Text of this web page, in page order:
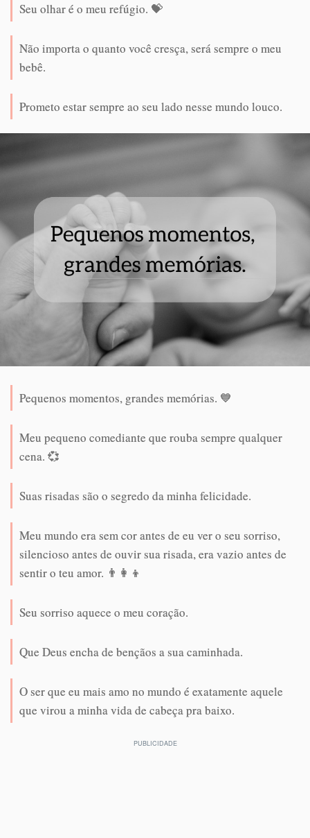
Seu olhar é o meu refúgio. 💝
Não importa o quanto você cresça, será sempre o meu
bebê.
Prometo estar sempre ao seu lado nesse mundo louco.
Pequenos momentos, grandes memórias. 💙
Meu pequeno comediante que rouba sempre qualquer
cena. 💞
Suas risadas são o segredo da minha felicidade.
Meu mundo era sem cor antes de eu ver o seu sorriso,
silencioso antes de ouvir sua risada, era vazio antes de
sentir o teu amor. 👨‍👩‍👦
Seu sorriso aquece o meu coração.
Que Deus encha de bençãos a sua caminhada.
O ser que eu mais amo no mundo é exatamente aquele
que virou a minha vida de cabeça pra baixo.